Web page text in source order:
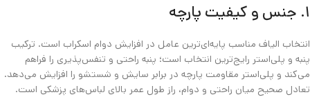
۱. جنس و کیفیت پارچه
انتخاب الیاف مناسب پایه‌ای‌ترین عامل در افزایش دوام اسکراب است. ترکیب
پنبه و پلی‌استر رایج‌ترین انتخاب است؛ پنبه راحتی و تنفس‌پذیری را فراهم
می‌کند و پلی‌استر مقاومت پارچه در برابر سایش و شستشو را افزایش می‌دهد.
تعادل صحیح میان راحتی و دوام، راز طول عمر بالای لباس‌های پزشکی است.